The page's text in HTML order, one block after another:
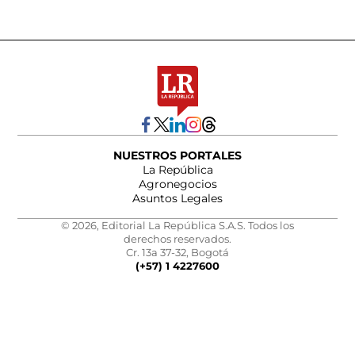
NUESTROS PORTALES
La República
Agronegocios
Asuntos Legales
© 2026, Editorial La República S.A.S. Todos los
derechos reservados.
Cr. 13a 37-32, Bogotá
(+57) 1 4227600